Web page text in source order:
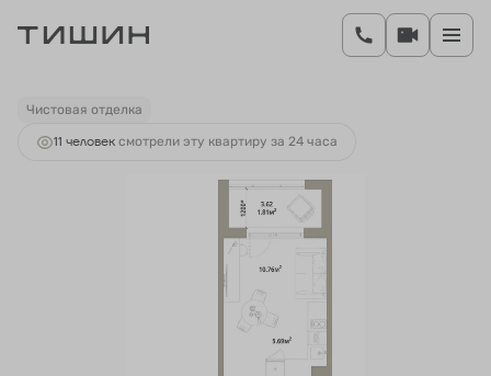
Студия29.77 м 2
5 120 440 руб.
Ипотекаот 19 791 руб.
Чистовая отделка
11 человек смотрели эту квартиру за 24 часа